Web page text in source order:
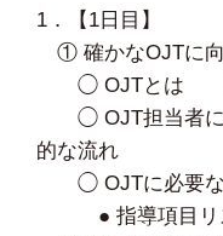
1．【1日目】
① 確かなOJTに
◯ OJTとは ◯
◯ OJT担当者に
的な流れ
◯ OJTに必要な
● 指導項目リス